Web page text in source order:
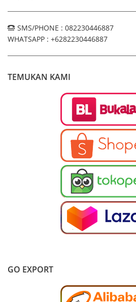
SMS/PHONE : 082230446887
WHATSAPP : +6282230446887
TEMUKAN KAMI
GO EXPORT